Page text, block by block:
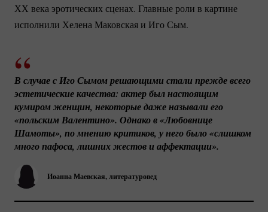
ХХ века эротических сценах. Главные роли в картине
исполнили Хелена Маковская и Иго Сым.
Иоанна Маевская, литературовед
В случае с Иго Сымом решающими стали прежде всего
эстетические качества: актер был настоящим
кумиром женщин, некоторые даже называли его
«польским Валентино». Однако в «Любовнице
Шамоты», по мнению критиков, у него было «слишком
много пафоса, лишних жестов и аффектации».